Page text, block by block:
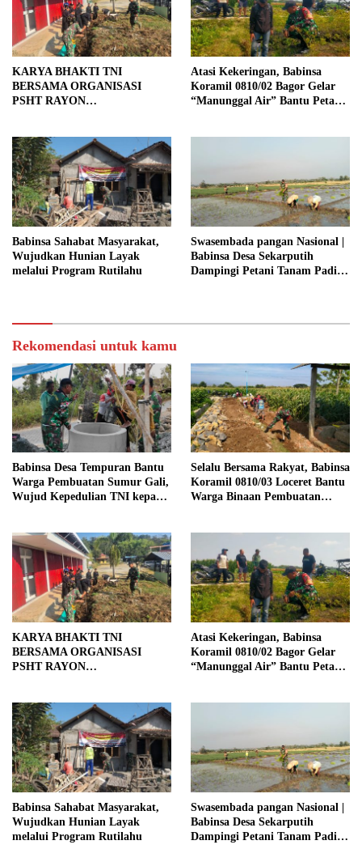
KARYA BHAKTI TNI
BERSAMA ORGANISASI
PSHT RAYON
ROYONG DAN
KEMANUNGGALAN TNI-
RAKYAT
Atasi Kekeringan, Babinsa
Koramil 0810/02 Bagor Gelar
“Manunggal Air” Bantu Petani
Babinsa Sahabat Masyarakat,
Wujudkan Hunian Layak
melalui Program Rutilahu
Swasembada pangan Nasional |
Babinsa Desa Sekarputih
Dampingi Petani Tanam Padi,
Rekomendasi untuk kamu
Babinsa Desa Tempuran Bantu
Warga Pembuatan Sumur Gali,
Wujud Kepedulian TNI kepada
Selalu Bersama Rakyat, Babinsa
Koramil 0810/03 Loceret Bantu
Warga Binaan Pembuatan
KARYA BHAKTI TNI
BERSAMA ORGANISASI
PSHT RAYON
ROYONG DAN
KEMANUNGGALAN TNI-
RAKYAT
Atasi Kekeringan, Babinsa
Koramil 0810/02 Bagor Gelar
“Manunggal Air” Bantu Petani
Babinsa Sahabat Masyarakat,
Wujudkan Hunian Layak
melalui Program Rutilahu
Swasembada pangan Nasional |
Babinsa Desa Sekarputih
Dampingi Petani Tanam Padi,